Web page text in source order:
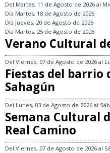
Del Martes, 11 de Agosto de 2026 al
Día Martes, 18 de Agosto de 2026
Día Jueves, 20 de Agosto de 2026
Día Martes, 25 de Agosto de 2026
Verano Cultural
Del Viernes, 07 de Agosto de 2026 al
Fiestas del barrio
Sahagún
Del Lunes, 03 de Agosto de 2026 al
Semana Cultural
Real Camino
Del Viernes, 07 de Agosto de 2026 al